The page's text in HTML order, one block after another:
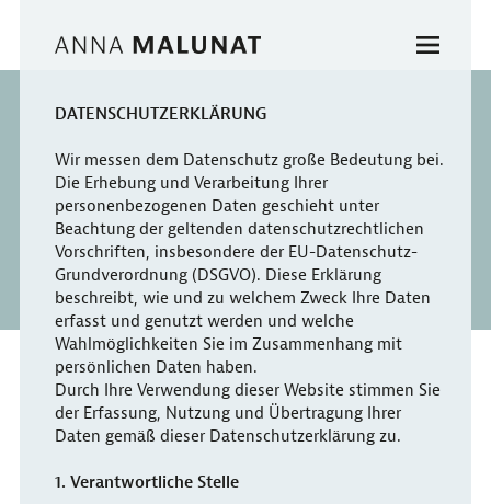
DATENSCHUTZERKLÄRUNG
Wir messen dem Datenschutz große Bedeutung bei.
Die Erhebung und Verarbeitung Ihrer
personenbezogenen Daten geschieht unter
Beachtung der geltenden datenschutzrechtlichen
Vorschriften, insbesondere der EU-Datenschutz-
Grundverordnung (DSGVO). Diese Erklärung
beschreibt, wie und zu welchem Zweck Ihre Daten
erfasst und genutzt werden und welche
Wahlmöglichkeiten Sie im Zusammenhang mit
persönlichen Daten haben.
Durch Ihre Verwendung dieser Website stimmen Sie
der Erfassung, Nutzung und Übertragung Ihrer
Daten gemäß dieser Datenschutzerklärung zu.
1. Verantwortliche Stelle